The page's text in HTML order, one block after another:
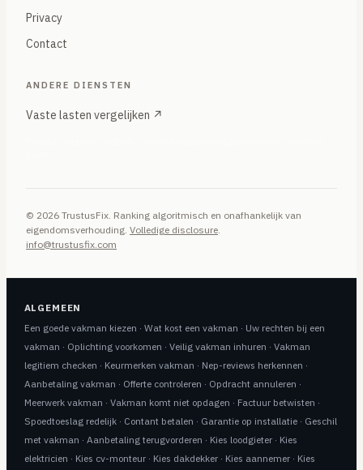
Privacy
Contact
ANDERE DIENSTEN
Vaste lasten vergelijken ↗
© 2026 TrustusFix. Ranking algoritmisch en onafhankelijk van
eigendomsverhouding. Volledige disclosure.
info@trustusfix.com
ALGEMEEN
Een goede vakman kiezen · Wat kost een vakman · Uw rechten bij een
vakman · Oplichting voorkomen · Veilig vakman inhuren · Vakman
legitiem checken · Keurmerken vakman · Nep-reviews herkennen ·
Aanbetaling vakman · Offerte controleren · Opdracht annuleren ·
Meerwerk vakman · Vakman komt niet opdagen · Factuur betwisten ·
Spoedtoeslag redelijk· Contant betalen · Garantie op installatie· Geschil
met vakman · Aanbetaling terugvorderen · Kies loodgieter· Kies
elektricien · Kies cv-monteur· Kies dakdekker· Kies aannemer· Kies